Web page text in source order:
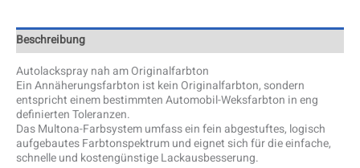
Beschreibung
Autolackspray nah am Originalfarbton
Ein Annäherungsfarbton ist kein Originalfarbton, sondern
entspricht einem bestimmten Automobil-Weksfarbton in eng
definierten Toleranzen.
Das Multona-Farbsystem umfass ein fein abgestuftes, logisch
aufgebautes Farbtonspektrum und eignet sich für die einfache,
schnelle und kostengünstige Lackausbesserung.